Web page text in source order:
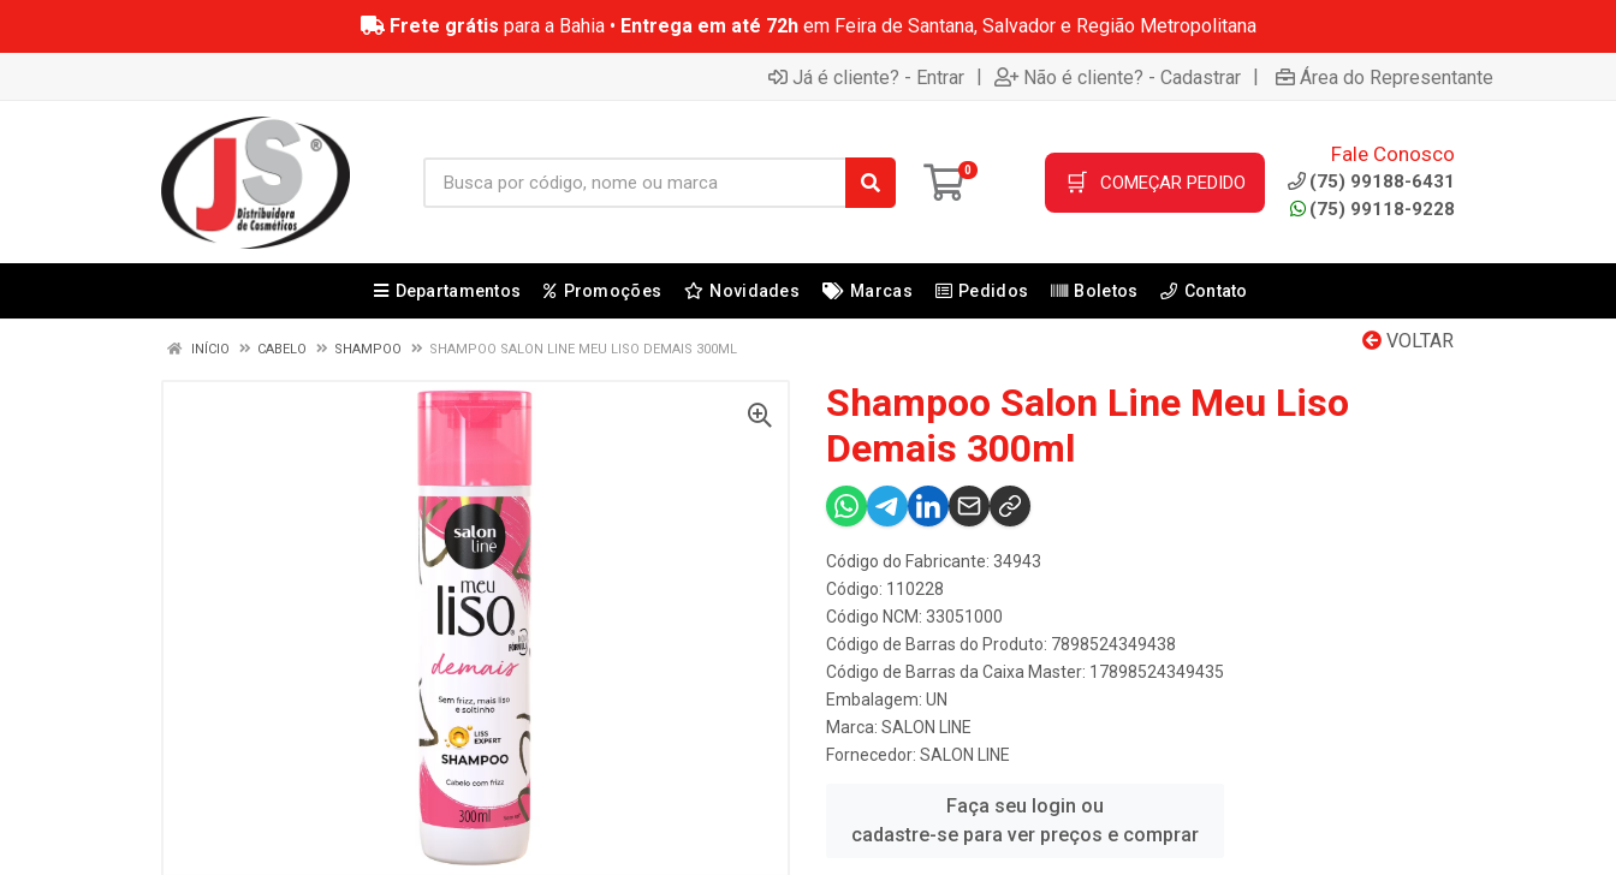
Frete grátis para a Bahia • Entrega em até 72hem Feira de Santana, Salvador e Região Metropolitana
Já é cliente? - Entrar | Não é cliente? - Cadastrar | Área do Representante
0 🛒 COMEÇAR PEDIDO
Fale Conosco
(75) 99188-6431
(75) 99118-9228
Departamentos Promoções Novidades Marcas Pedidos Boletos Contato
VOLTAR
INÍCIO CABELO SHAMPOO SHAMPOO SALON LINE MEU LISO DEMAIS 300ML
Shampoo Salon Line Meu Liso
Demais 300ml
Código do Fabricante: 34943
Código: 110228
Código NCM: 33051000
Código de Barras do Produto: 7898524349438
Código de Barras da Caixa Master: 17898524349435
Embalagem: UN
Marca: SALON LINE
Fornecedor: SALON LINE
Faça seu login ou
cadastre-se para ver preços e comprar